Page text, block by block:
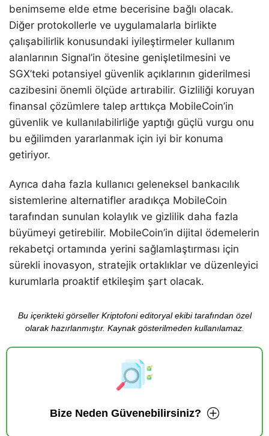
benimseme elde etme becerisine bağlı olacak.
Diğer protokollerle ve uygulamalarla birlikte
çalışabilirlik konusundaki iyileştirmeler kullanım
alanlarının Signal’in ötesine genişletilmesini ve
SGX’teki potansiyel güvenlik açıklarının giderilmesi
cazibesini önemli ölçüde artırabilir. Gizliliği koruyan
finansal çözümlere talep arttıkça MobileCoin’in
güvenlik ve kullanılabilirliğe yaptığı güçlü vurgu onu
bu eğilimden yararlanmak için iyi bir konuma
getiriyor.
Ayrıca daha fazla kullanıcı geleneksel bankacılık
sistemlerine alternatifler aradıkça MobileCoin
tarafından sunulan kolaylık ve gizlilik daha fazla
büyümeyi getirebilir. MobileCoin’in dijital ödemelerin
rekabetçi ortamında yerini sağlamlaştırması için
sürekli inovasyon, stratejik ortaklıklar ve düzenleyici
kurumlarla proaktif etkileşim şart olacak.
Bu içerikteki görseller Kriptofoni editoryal ekibi tarafından özel
olarak hazırlanmıştır. Kaynak gösterilmeden kullanılamaz.
Bize Neden Güvenebilirsiniz?